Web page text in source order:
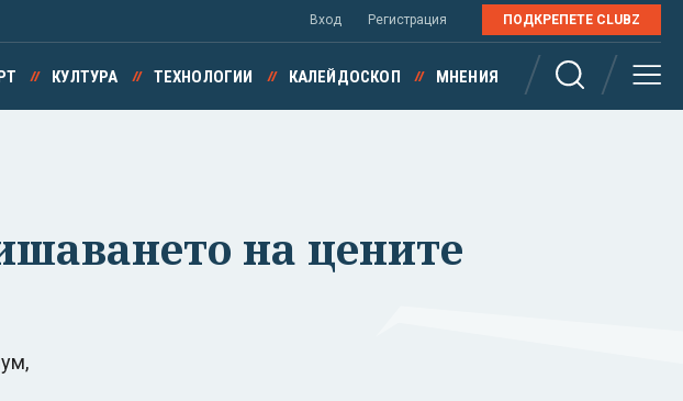
Вход Регистрация ПОДКРЕПЕТЕ CLUBZ
КУЛТУРА ТЕХНОЛОГИИ КАЛЕЙДОСКОП МНЕНИЯ
на цените